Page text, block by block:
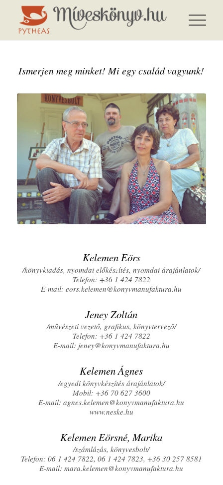
Ismerjen meg minket! Mi egy család vagyunk!
Kelemen Eörs
/könyvkiadás, nyomdai előkészítés, nyomdai árajánlatok/
Telefon: +36 1 424 7822
E-mail: eors.kelemen@konyvmanufaktura.hu
Jeney Zoltán
/művészeti vezető, grafikus, könyvtervező/
Telefon: +36 1 424 7822
E-mail: jeney@konyvmanufaktura.hu
Kelemen Ágnes
/egyedi könyvkészítés árajánlatok/
Mobil: +36 70 627 3600
E-mail: agnes.kelemen@konyvmanufaktura.hu
www.neske.hu
Kelemen Eörsné, Marika
/számlázás, könyvesbolt/
Telefon: 06 1 424 7822, 06 1 424 7823, +36 30 257 8581
E-mail: mara.kelemen@konyvmanufaktura.hu